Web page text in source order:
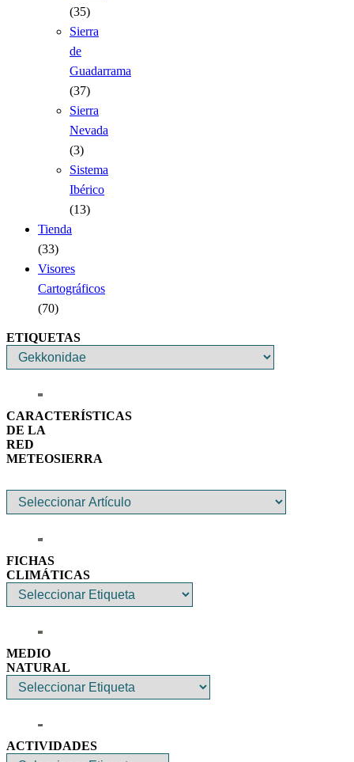
(35)
Sierra
de
Guadarrama
(37)
Sierra
Nevada
(3)
Sistema
Ibérico
(13)
Tienda
(33)
Visores
Cartográficos
(70)
ETIQUETAS
CARACTERÍSTICAS
DE LA
RED
METEOSIERRA
FICHAS
CLIMÁTICAS
MEDIO
NATURAL
ACTIVIDADES